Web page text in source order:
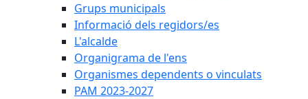
Grups municipals
Informació dels regidors/es
L'alcalde
Organigrama de l'ens
Organismes dependents o vinculats
PAM 2023-2027